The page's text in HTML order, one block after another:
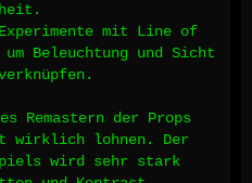
mit Line of
Beleuchtung und Sicht
Remastern der Props
wirklich lohnen. Der
wird sehr stark